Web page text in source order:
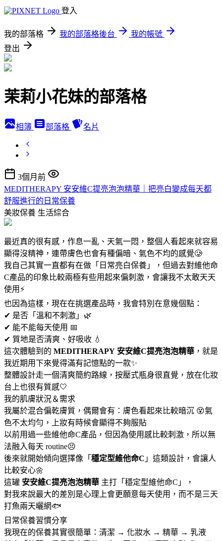
登入
我的部落格 我的部落格後台
我的帳號
登出
茉莉小花妹的部落格
相簿 部落格 名片
3個月前
MEDITHERAPY 安安維C提亮泡泡精華｜把亮白變成每天都
舒服進行的日常保養
美妝保養 生活綜合
最近真的很有感，作息一亂、天氣一悶，整個人看起來就容易
顯得沒精神，連帶膚色也會有種偏暗、氣色不均的感覺🥲
我自己其實一直都有在做「日常亮白保養」，但過去對維他命
C產品的印象比較兩極有些用起來偏刺激，會讓我不太敢天天
使用⚡️
也因為這樣，現在在挑選產品時，我會特別在意幾個點：
✔ 是否「溫和不刺激」🌿
✔ 能不能每天使用 📅
✔ 質地是否清爽、好吸收 💧
這次體驗到的 MEDITHERAPY 安安維C提亮泡泡精華 ，就是
我近期用下來覺得滿有記憶點的一款✨
整體設計走一個清爽簡約路線，按壓式瓶身很直覺，放在化妝
台上也很有質感🤍
我的肌膚狀況＆需求
我屬於混合偏乾膚質，偶爾會有：膚色看起來比較暗沉 😵氣
色不太均勻，上妝有時候會顯得不夠服貼
以前用過一些維他命C產品，但因為使用感比較刺激，所以無
法融入每天 routine😣
後來就開始傾向選擇像「 穩定型維他命C 」這類設計，會讓人
比較安心🌼
這罐 安安維C提亮泡泡精華 主打「穩定型維他命C」，
對我來說最大的差別是心理上會更願意每天使用，而不是三天
打魚兩天曬網🐟
日常保養習慣分享
我現在的保養其實很簡單：清潔 → 化妝水 → 精華 → 乳液